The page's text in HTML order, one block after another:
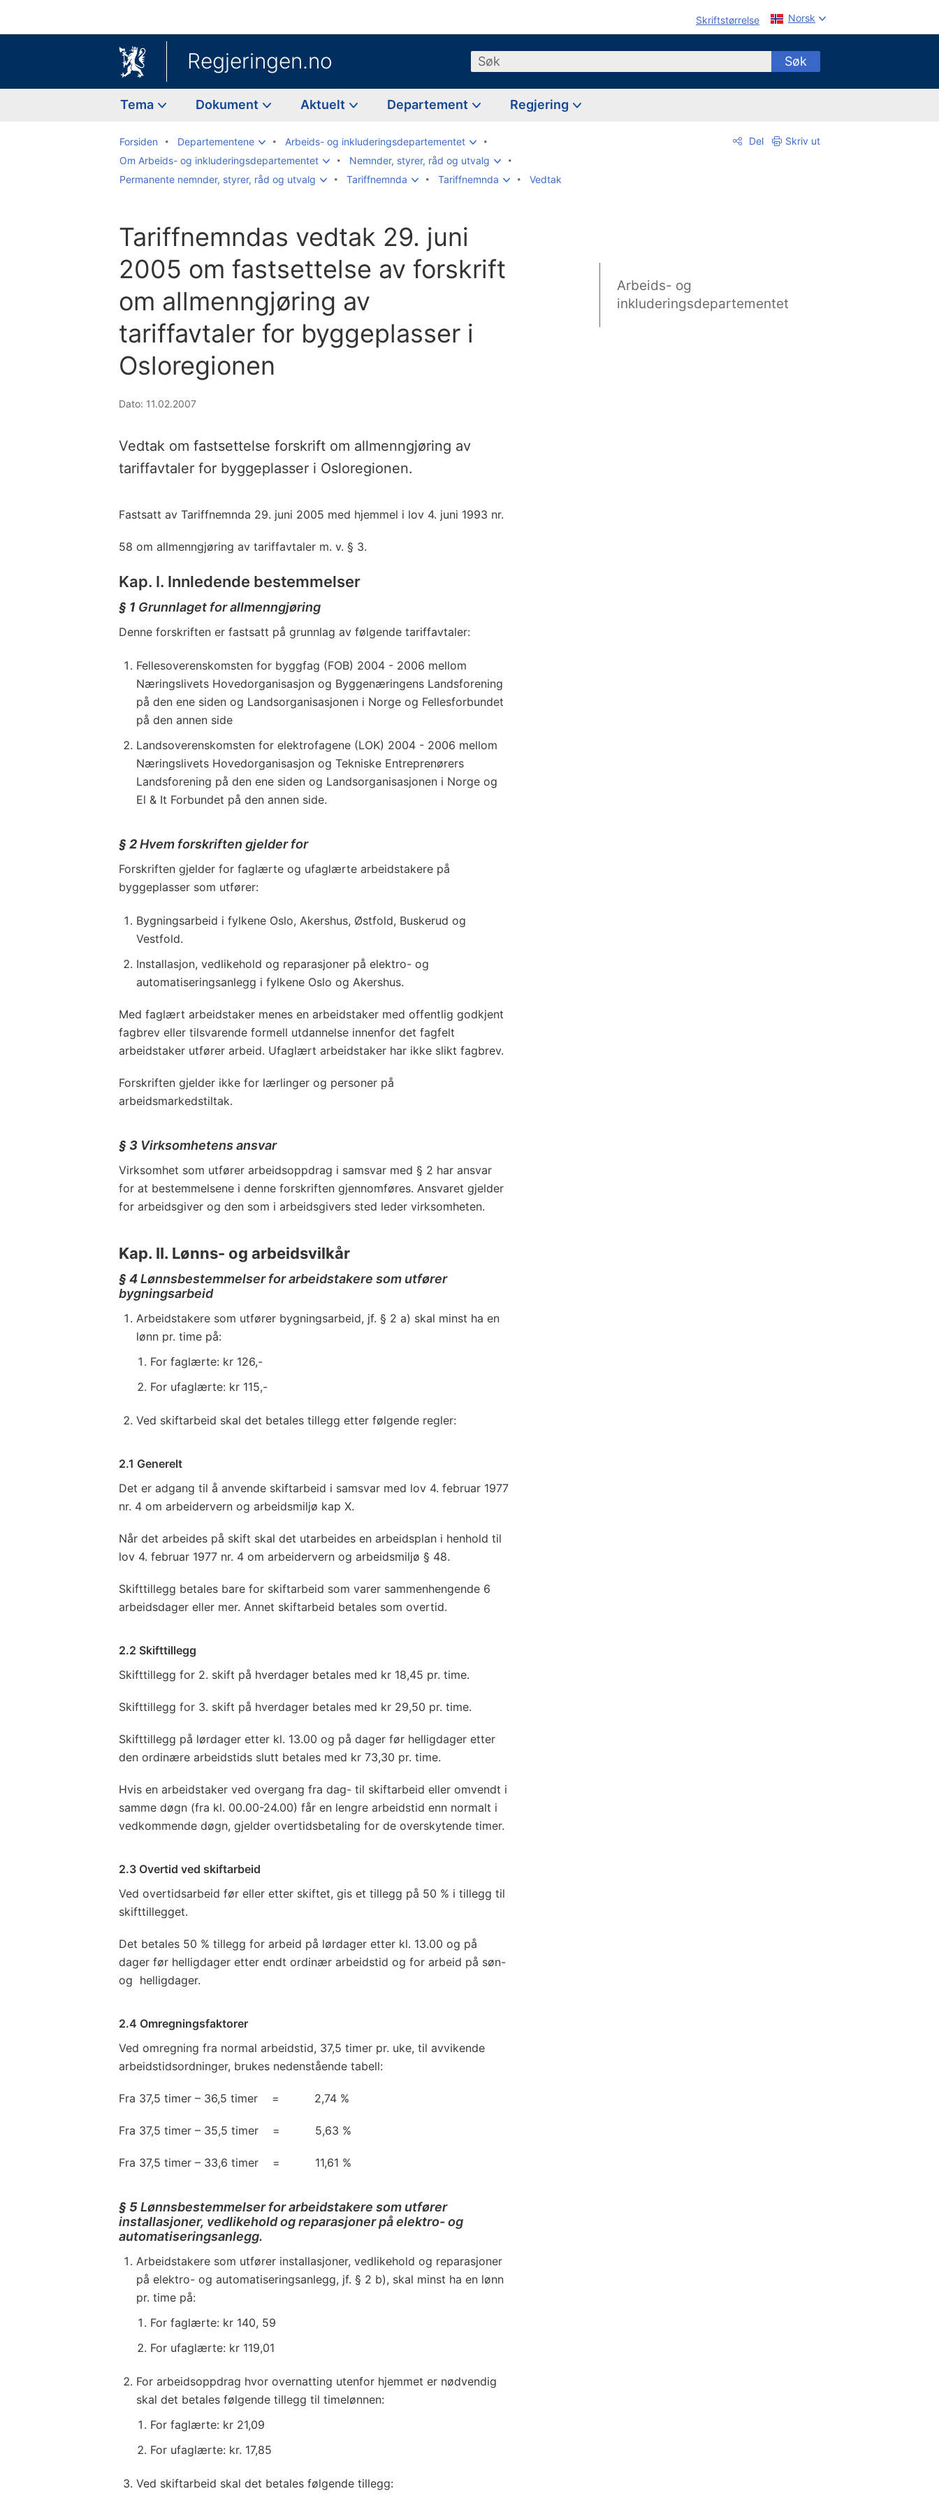
Skriftstørrelse Norsk
Regjeringen.no Søk Søk
Tema Dokument Aktuelt Departement Regjering
Forsiden Departementene
Arbeids- og inkluderingsdepartementet
Om Arbeids- og inkluderingsdepartementet
Nemnder, styrer, råd og utvalg
Permanente nemnder, styrer, råd og utvalg
Tariffnemnda Tariffnemnda Vedtak
Del Skriv ut
Tariffnemndas vedtak 29. juni
2005 om fastsettelse av forskrift
om allmenngjøring av
tariffavtaler for byggeplasser i
Osloregionen
Dato: 11.02.2007
Vedtak om fastsettelse forskrift om allmenngjøring av
tariffavtaler for byggeplasser i Osloregionen.
Fastsatt av Tariffnemnda 29. juni 2005 med hjemmel i lov 4. juni 1993 nr.
58 om allmenngjøring av tariffavtaler m. v. § 3.
Kap. I. Innledende bestemmelser
§ 1 Grunnlaget for allmenngjøring
Denne forskriften er fastsatt på grunnlag av følgende tariffavtaler:
Fellesoverenskomsten for byggfag (FOB) 2004 - 2006 mellom
Næringslivets Hovedorganisasjon og Byggenæringens Landsforening
på den ene siden og Landsorganisasjonen i Norge og Fellesforbundet
på den annen side
Landsoverenskomsten for elektrofagene (LOK) 2004 - 2006 mellom
Næringslivets Hovedorganisasjon og Tekniske Entreprenørers
Landsforening på den ene siden og Landsorganisasjonen i Norge og
El & It Forbundet på den annen side.
§ 2Hvem forskriften gjelder for
Forskriften gjelder for faglærte og ufaglærte arbeidstakere på
byggeplasser som utfører:
Bygningsarbeid i fylkene Oslo, Akershus, Østfold, Buskerud og
Vestfold.
Installasjon, vedlikehold og reparasjoner på elektro- og
automatiseringsanlegg i fylkene Oslo og Akershus.
Med faglært arbeidstaker menes en arbeidstaker med offentlig godkjent
fagbrev eller tilsvarende formell utdannelse innenfor det fagfelt
arbeidstaker utfører arbeid. Ufaglært arbeidstaker har ikke slikt fagbrev.
Forskriften gjelder ikke for lærlinger og personer på
arbeidsmarkedstiltak.
§ 3 Virksomhetens ansvar
Virksomhet som utfører arbeidsoppdrag i samsvar med § 2 har ansvar
for at bestemmelsene i denne forskriften gjennomføres. Ansvaret gjelder
for arbeidsgiver og den som i arbeidsgivers sted leder virksomheten.
Kap. II. Lønns- og arbeidsvilkår
§ 4Lønnsbestemmelser forarbeidstakere som utfører
bygningsarbeid
Arbeidstakere som utfører bygningsarbeid, jf. § 2 a) skal minst ha en
lønn pr. time på:
For faglærte: kr 126,-
For ufaglærte: kr 115,-
Ved skiftarbeid skal det betales tillegg etter følgende regler:
2.1 Generelt
Det er adgang til å anvende skiftarbeid i samsvar med lov 4. februar 1977
nr. 4 om arbeidervern og arbeidsmiljø kap X.
Når det arbeides på skift skal det utarbeides en arbeidsplan i henhold til
lov 4. februar 1977 nr. 4 om arbeidervern og arbeidsmiljø § 48.
Skifttillegg betales bare for skiftarbeid som varer sammenhengende 6
arbeidsdager eller mer. Annet skiftarbeid betales som overtid.
2.2 Skifttillegg
Skifttillegg for 2. skift på hverdager betales med kr 18,45 pr. time.
Skifttillegg for 3. skift på hverdager betales med kr 29,50 pr. time.
Skifttillegg på lørdager etter kl. 13.00 og på dager før helligdager etter
den ordinære arbeidstids slutt betales med kr 73,30 pr. time.
Hvis en arbeidstaker ved overgang fra dag- til skiftarbeid eller omvendt i
samme døgn (fra kl. 00.00-24.00) får en lengre arbeidstid enn normalt i
vedkommende døgn, gjelder overtidsbetaling for de overskytende timer.
2.3 Overtid ved skiftarbeid
Ved overtidsarbeid før eller etter skiftet, gis et tillegg på 50 % i tillegg til
skifttillegget.
Det betales 50 % tillegg for arbeid på lørdager etter kl. 13.00 og på
dager før helligdager etter endt ordinær arbeidstid og for arbeid på søn-
og helligdager.
2.4 Omregningsfaktorer
Ved omregning fra normal arbeidstid, 37,5 timer pr. uke, til avvikende
arbeidstidsordninger, brukes nedenstående tabell:
Fra 37,5 timer – 36,5 timer = 2,74 %
Fra 37,5 timer – 35,5 timer = 5,63 %
Fra 37,5 timer – 33,6 timer = 11,61 %
§ 5Lønnsbestemmelser for arbeidstakere som utfører
installasjoner, vedlikehold og reparasjoner på elektro- og
automatiseringsanlegg.
Arbeidstakere som utfører installasjoner, vedlikehold og reparasjoner
på elektro- og automatiseringsanlegg, jf. § 2 b), skal minst ha en lønn
pr. time på:
For faglærte: kr 140, 59
For ufaglærte: kr 119,01
For arbeidsoppdrag hvor overnatting utenfor hjemmet er nødvendig
skal det betales følgende tillegg til timelønnen:
For faglærte: kr 21,09
For ufaglærte: kr. 17,85
Ved skiftarbeid skal det betales følgende tillegg:
Arbeids- og
inkluderingsdepartementet